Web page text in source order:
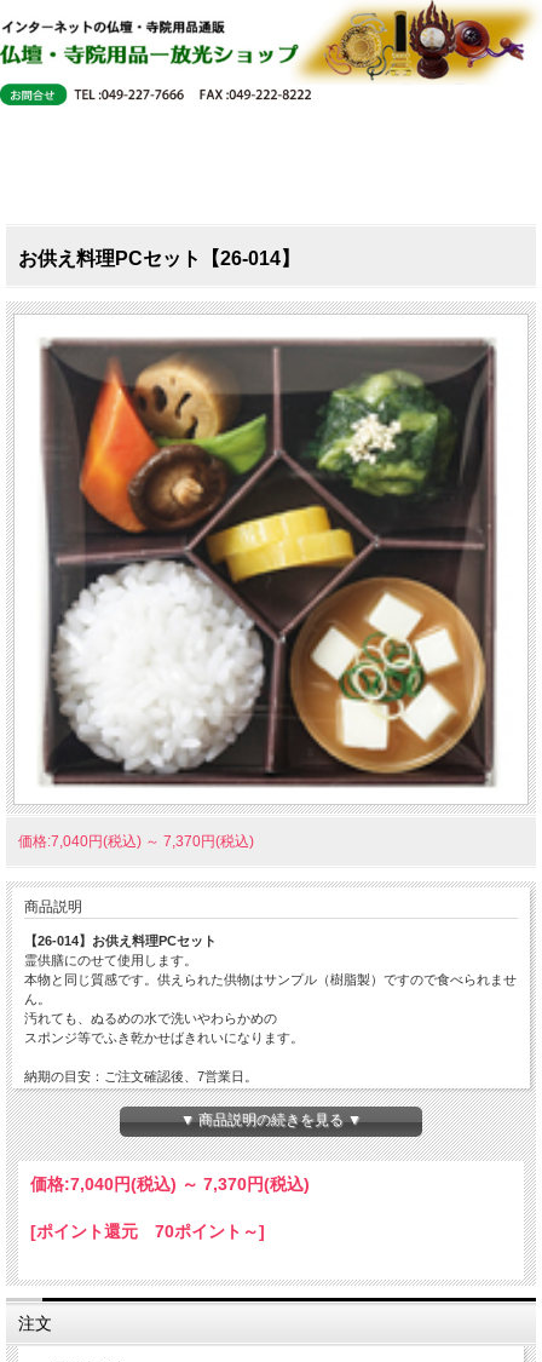
お供え料理PCセット【26-014】
価格:7,040円(税込) ～ 7,370円(税込)
商品説明
【26-014】お供え料理PCセット
霊供膳にのせて使用します。
本物と同じ質感です。供えられた供物はサンプル（樹脂製）ですので食べられませ
ん。
汚れても、ぬるめの水で洗いやわらかめの
スポンジ等でふき乾かせばきれいになります。
納期の目安：ご注文確認後、7営業日。
▼ 商品説明の続きを見る ▼
価格:7,040円(税込) ～ 7,370円(税込)
[ポイント還元 70ポイント～]
注文